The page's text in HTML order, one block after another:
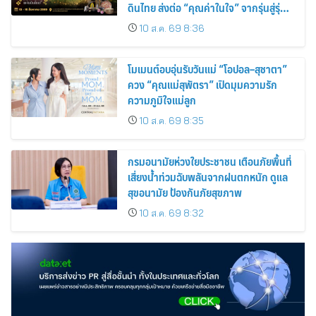
ดินไทย ส่งต่อ “คุณค่าในใจ” จากรุ่นสู่รุ่น
(เข้าชมฟรี)
10 ส.ค. 69 8:36
โมเมนต์อบอุ่นรับวันแม่ “โอปอล–สุชาตา”
ควง “คุณแม่สุพัตรา” เปิดมุมความรัก
ความภูมิใจแม่ลูก
10 ส.ค. 69 8:35
กรมอนามัยห่วงใยประชาชน เตือนภัยพื้นที่
เสี่ยงน้ำท่วมฉับพลันจากฝนตกหนัก ดูแล
สุขอนามัย ป้องกันภัยสุขภาพ
10 ส.ค. 69 8:32